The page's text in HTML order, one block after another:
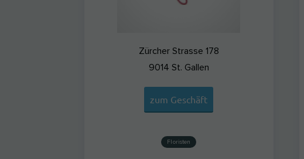
Zürcher Strasse 178
9014 St. Gallen
zum Geschäft
Floristen